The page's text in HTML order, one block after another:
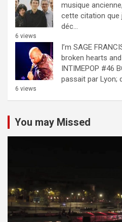
musique
cette citation que
déc...
6 views
I’m SAGE
broken hearts
INTIMEPOP #46
passait par Lyon;
6 views
You may Missed